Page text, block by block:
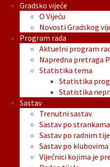
Gradsko vijeće
O Vijeću
Novosti Gradskog
Program rada
Aktuelni program
Napredna pretraga
Statistika tema
Statistika
Statistika
Sastav
Trenutni sastav
Sastav po strankama
Sastav po radnim
Sastav po klubovima
Vijećnici kojima je